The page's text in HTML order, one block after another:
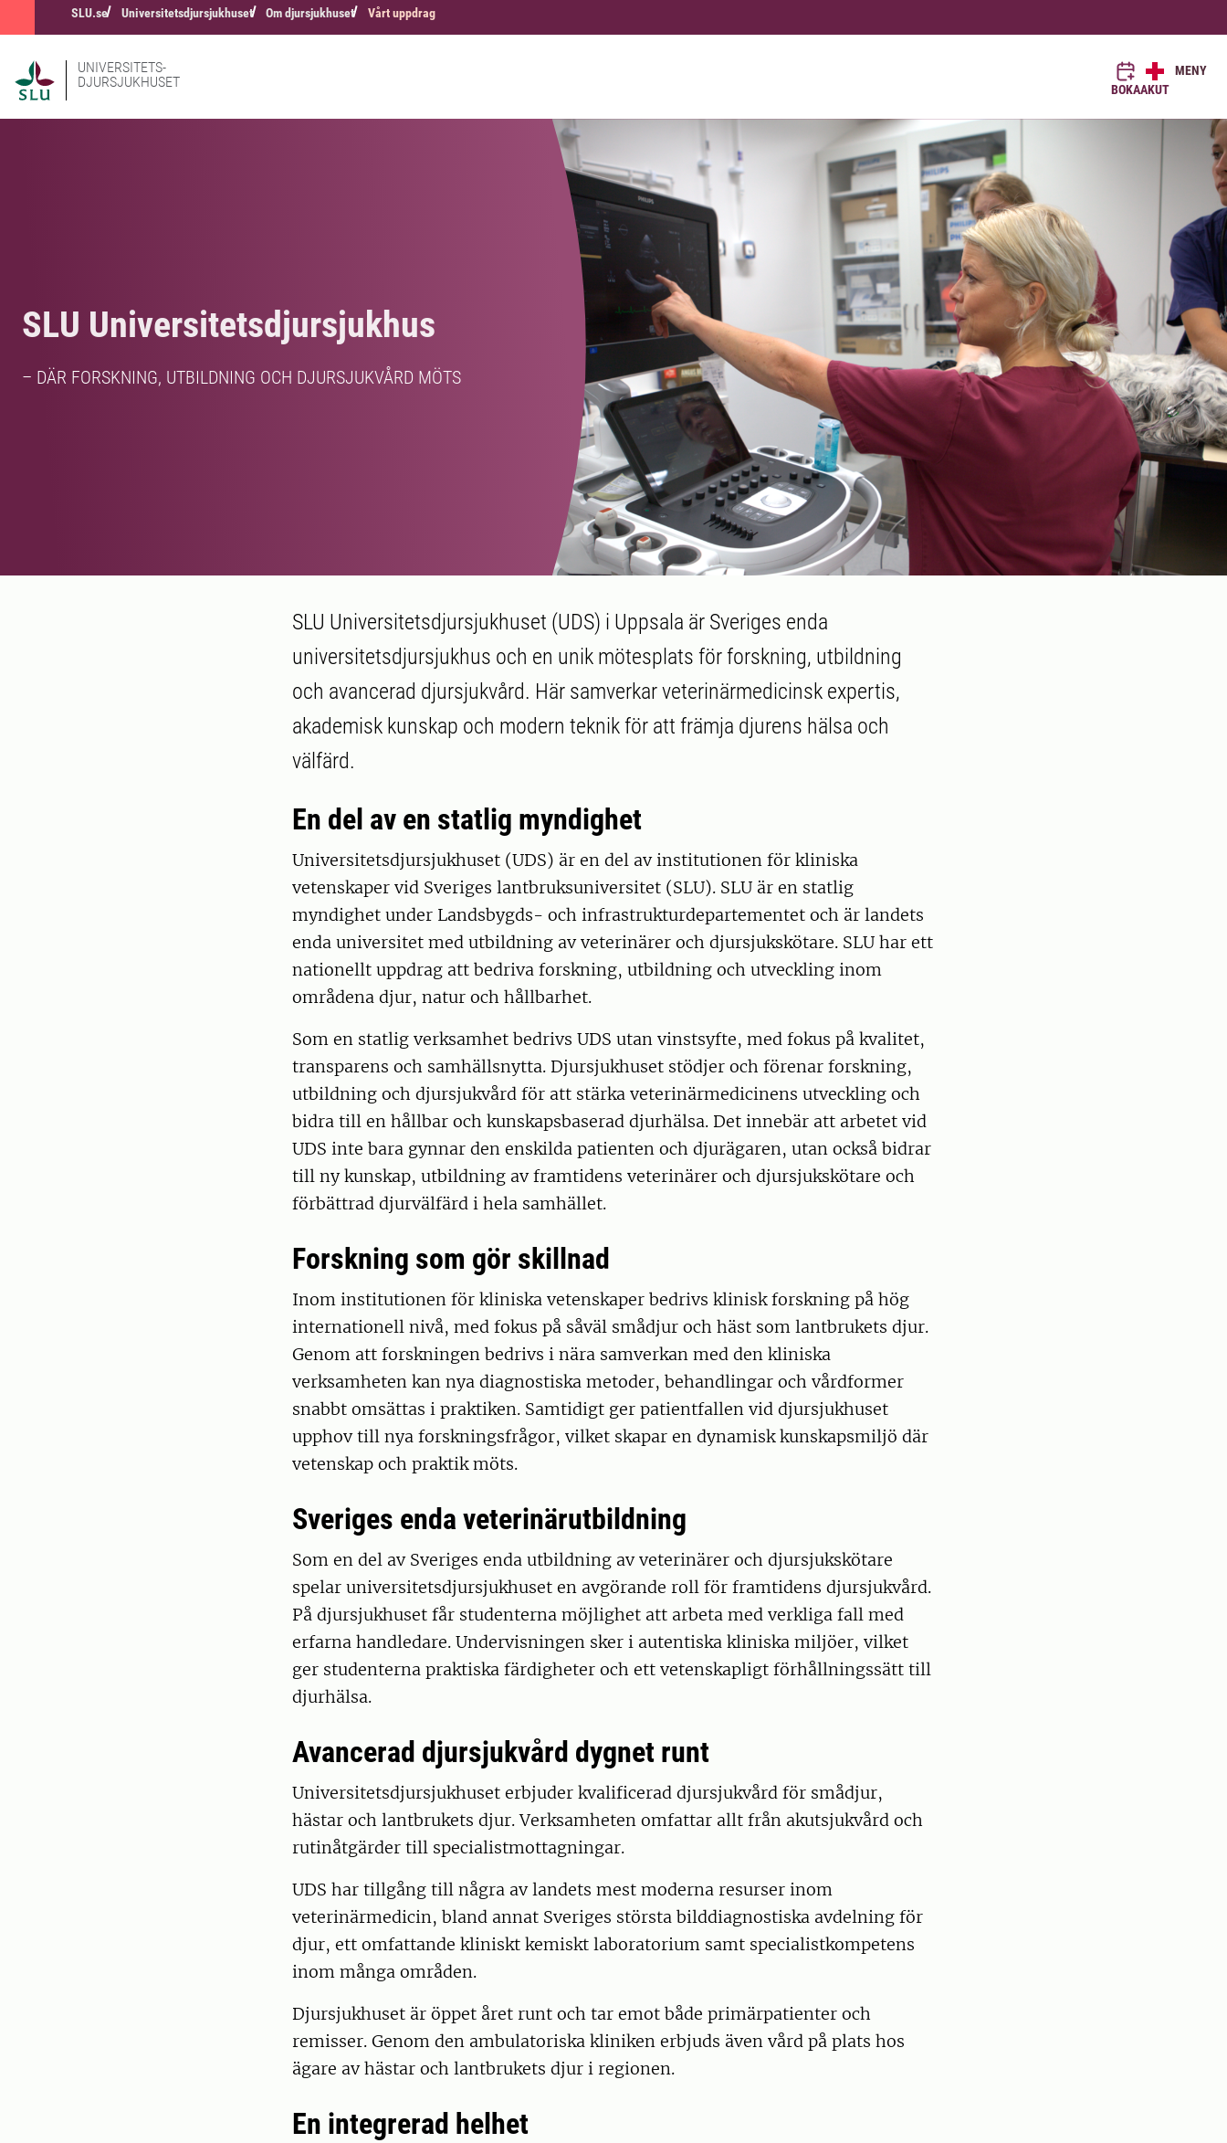
SLU.se Universitetsdjursjukhuset Om djursjukhuset Vårt uppdrag
UNIVERSITETS-
DJURSJUKHUSET
BOKAAKUT
MENY
SLU Universitetsdjursjukhus
– DÄR FORSKNING, UTBILDNING OCH DJURSJUKVÅRD MÖTS
SLU Universitetsdjursjukhuset (UDS) i Uppsala är Sveriges enda
universitetsdjursjukhus och en unik mötesplats för forskning, utbildning
och avancerad djursjukvård. Här samverkar veterinärmedicinsk expertis,
akademisk kunskap och modern teknik för att främja djurens hälsa och
välfärd.
En del av en statlig myndighet
Universitetsdjursjukhuset (UDS) är en del av institutionen för kliniska
vetenskaper vid Sveriges lantbruksuniversitet (SLU). SLU är en statlig
myndighet under Landsbygds- och infrastrukturdepartementet och är landets
enda universitet med utbildning av veterinärer och djursjukskötare. SLU har ett
nationellt uppdrag att bedriva forskning, utbildning och utveckling inom
områdena djur, natur och hållbarhet.
Som en statlig verksamhet bedrivs UDS utan vinstsyfte, med fokus på kvalitet,
transparens och samhällsnytta. Djursjukhuset stödjer och förenar forskning,
utbildning och djursjukvård för att stärka veterinärmedicinens utveckling och
bidra till en hållbar och kunskapsbaserad djurhälsa. Det innebär att arbetet vid
UDS inte bara gynnar den enskilda patienten och djurägaren, utan också bidrar
till ny kunskap, utbildning av framtidens veterinärer och djursjukskötare och
förbättrad djurvälfärd i hela samhället.
Forskning som gör skillnad
Inom institutionen för kliniska vetenskaper bedrivs klinisk forskning på hög
internationell nivå, med fokus på såväl smådjur och häst som lantbrukets djur.
Genom att forskningen bedrivs i nära samverkan med den kliniska
verksamheten kan nya diagnostiska metoder, behandlingar och vårdformer
snabbt omsättas i praktiken. Samtidigt ger patientfallen vid djursjukhuset
upphov till nya forskningsfrågor, vilket skapar en dynamisk kunskapsmiljö där
vetenskap och praktik möts.
Sveriges enda veterinärutbildning
Som en del av Sveriges enda utbildning av veterinärer och djursjukskötare
spelar universitetsdjursjukhuset en avgörande roll för framtidens djursjukvård.
På djursjukhuset får studenterna möjlighet att arbeta med verkliga fall med
erfarna handledare. Undervisningen sker i autentiska kliniska miljöer, vilket
ger studenterna praktiska färdigheter och ett vetenskapligt förhållningssätt till
djurhälsa.
Avancerad djursjukvård dygnet runt
Universitetsdjursjukhuset erbjuder kvalificerad djursjukvård för smådjur,
hästar och lantbrukets djur. Verksamheten omfattar allt från akutsjukvård och
rutinåtgärder till specialistmottagningar.
UDS har tillgång till några av landets mest moderna resurser inom
veterinärmedicin, bland annat Sveriges största bilddiagnostiska avdelning för
djur, ett omfattande kliniskt kemiskt laboratorium samt specialistkompetens
inom många områden.
Djursjukhuset är öppet året runt och tar emot både primärpatienter och
remisser. Genom den ambulatoriska kliniken erbjuds även vård på plats hos
ägare av hästar och lantbrukets djur i regionen.
En integrerad helhet